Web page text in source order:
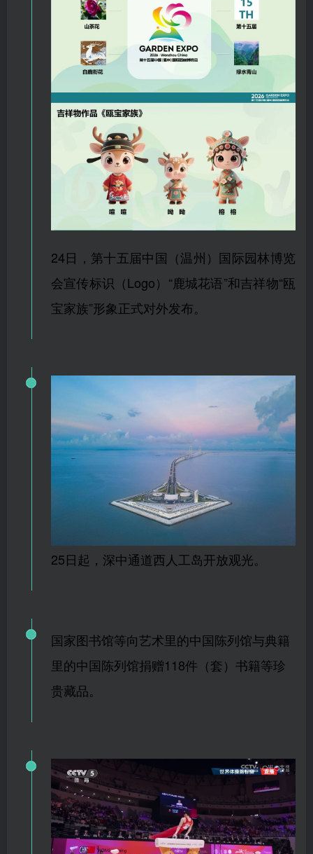
24日，第十五届中国（温州）国际园林博览
会宣传标识（Logo）“鹿城花语”和吉祥物“瓯
宝家族”形象正式对外发布。
25日起，深中通道西人工岛开放观光。
国家图书馆等向艺术里的中国陈列馆与典籍
里的中国陈列馆捐赠118件（套）书籍等珍
贵藏品。